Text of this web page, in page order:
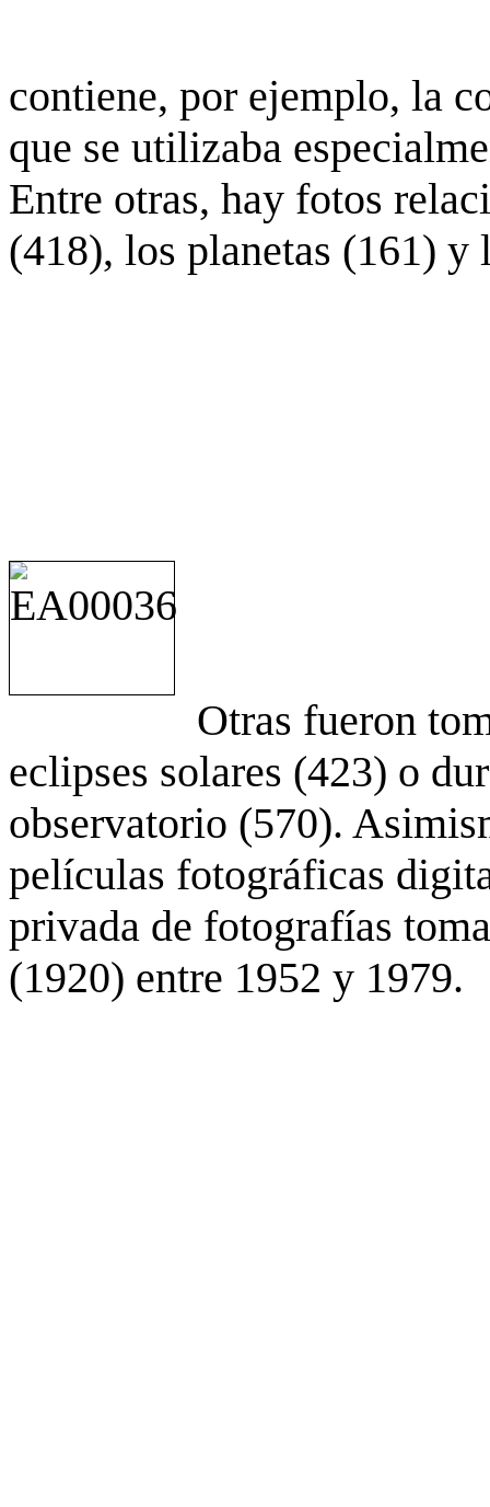
contiene, por ejemplo, la
que se utilizaba
Entre otras, hay fotos
(418), los planetas (161) y
Otras fueron
eclipses solares (423) o
observatorio (570).
películas fotográficas
privada de fotografías
(1920) entre 1952 y 1979.